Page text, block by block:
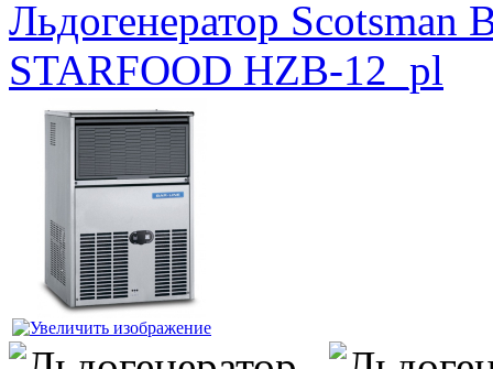
Льдогенератор Scotsman
STARFOOD HZB-12_pl